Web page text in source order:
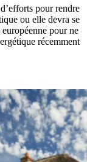
pour rendre
ou elle devra se
pour ne
récemment